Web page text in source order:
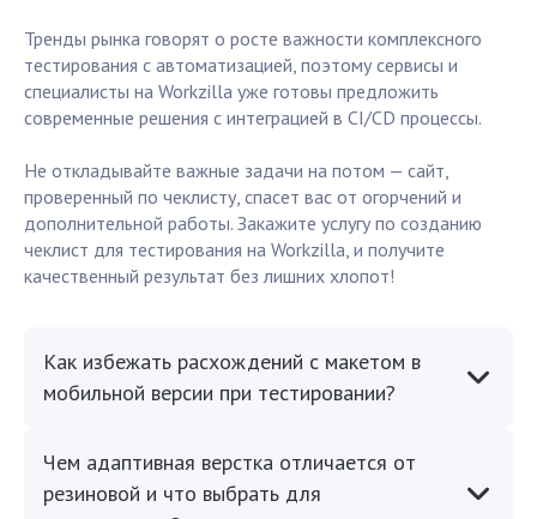
Тренды рынка говорят о росте важности комплексного
тестирования с автоматизацией, поэтому сервисы и
специалисты на Workzilla уже готовы предложить
современные решения с интеграцией в CI/CD процессы.
Не откладывайте важные задачи на потом — сайт,
проверенный по чеклисту, спасет вас от огорчений и
дополнительной работы. Закажите услугу по созданию
чеклист для тестирования на Workzilla, и получите
качественный результат без лишних хлопот!
Как избежать расхождений с макетом в
мобильной версии при тестировании?
Чем адаптивная верстка отличается от
резиновой и что выбрать для